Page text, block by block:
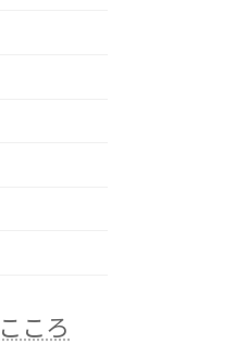
こころ